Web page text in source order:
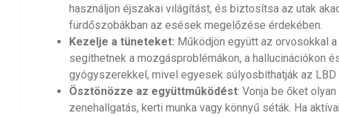
használjon éjszakai világítást, és biztosítsa az utak
fürdőszobákban az esések megelőzése érdekében.
Kezelje a tüneteket: Működjön együtt az orvosokkal
segíthetnek a mozgásproblémákon, a hallucinációkon
gyógyszerekkel, mivel egyesek súlyosbíthatják az LBD
Ösztönözze az együttműködést: Vonja be őket
zenehallgatás, kerti munka vagy könnyű séták. Ha